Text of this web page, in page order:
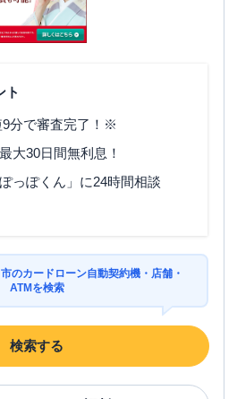
ト
分で審査完了！※
大30日間無利息！
っぽくん」に24時間相談
のカードローン自動契約機・店舗・
ATMを検索
検索する